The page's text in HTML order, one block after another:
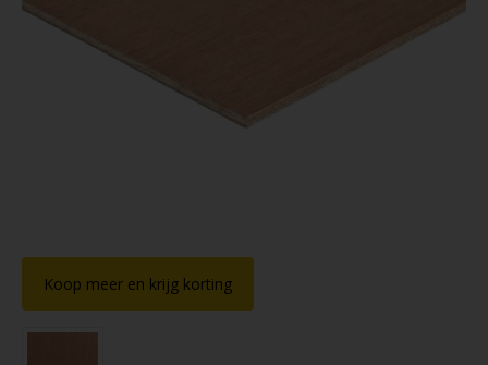
Koop meer en krijg korting